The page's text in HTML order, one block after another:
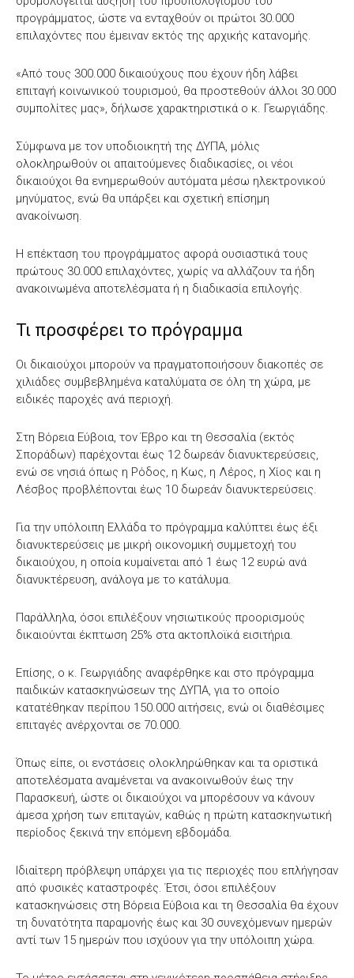
προγράμματος, ώστε να ενταχθούν οι πρώτοι 30.000
επιλαχόντες που έμειναν εκτός της αρχικής κατανομής.
«Από τους 300.000 δικαιούχους που έχουν ήδη λάβει
επιταγή κοινωνικού τουρισμού, θα προστεθούν άλλοι 30.000
συμπολίτες μας», δήλωσε χαρακτηριστικά ο κ. Γεωργιάδης.
Σύμφωνα με τον υποδιοικητή της ΔΥΠΑ, μόλις
ολοκληρωθούν οι απαιτούμενες διαδικασίες, οι νέοι
δικαιούχοι θα ενημερωθούν αυτόματα μέσω ηλεκτρονικού
μηνύματος, ενώ θα υπάρξει και σχετική επίσημη
ανακοίνωση.
Η επέκταση του προγράμματος αφορά ουσιαστικά τους
πρώτους 30.000 επιλαχόντες, χωρίς να αλλάζουν τα ήδη
ανακοινωμένα αποτελέσματα ή η διαδικασία επιλογής.
Τι προσφέρει το πρόγραμμα
Οι δικαιούχοι μπορούν να πραγματοποιήσουν διακοπές σε
χιλιάδες συμβεβλημένα καταλύματα σε όλη τη χώρα, με
ειδικές παροχές ανά περιοχή.
Στη Βόρεια Εύβοια, τον Έβρο και τη Θεσσαλία (εκτός
Σποράδων) παρέχονται έως 12 δωρεάν διανυκτερεύσεις,
ενώ σε νησιά όπως η Ρόδος, η Κως, η Λέρος, η Χίος και η
Λέσβος προβλέπονται έως 10 δωρεάν διανυκτερεύσεις.
Για την υπόλοιπη Ελλάδα το πρόγραμμα καλύπτει έως έξι
διανυκτερεύσεις με μικρή οικονομική συμμετοχή του
δικαιούχου, η οποία κυμαίνεται από 1 έως 12 ευρώ ανά
διανυκτέρευση, ανάλογα με το κατάλυμα.
Παράλληλα, όσοι επιλέξουν νησιωτικούς προορισμούς
δικαιούνται έκπτωση 25% στα ακτοπλοϊκά εισιτήρια.
Επίσης, ο κ. Γεωργιάδης αναφέρθηκε και στο πρόγραμμα
παιδικών κατασκηνώσεων της ΔΥΠΑ, για το οποίο
κατατέθηκαν περίπου 150.000 αιτήσεις, ενώ οι διαθέσιμες
επιταγές ανέρχονται σε 70.000.
Όπως είπε, οι ενστάσεις ολοκληρώθηκαν και τα οριστικά
αποτελέσματα αναμένεται να ανακοινωθούν έως την
Παρασκευή, ώστε οι δικαιούχοι να μπορέσουν να κάνουν
άμεσα χρήση των επιταγών, καθώς η πρώτη κατασκηνωτική
περίοδος ξεκινά την επόμενη εβδομάδα.
Ιδιαίτερη πρόβλεψη υπάρχει για τις περιοχές που επλήγησαν
από φυσικές καταστροφές. Έτσι, όσοι επιλέξουν
κατασκηνώσεις στη Βόρεια Εύβοια και τη Θεσσαλία θα έχουν
τη δυνατότητα παραμονής έως και 30 συνεχόμενων ημερών
αντί των 15 ημερών που ισχύουν για την υπόλοιπη χώρα.